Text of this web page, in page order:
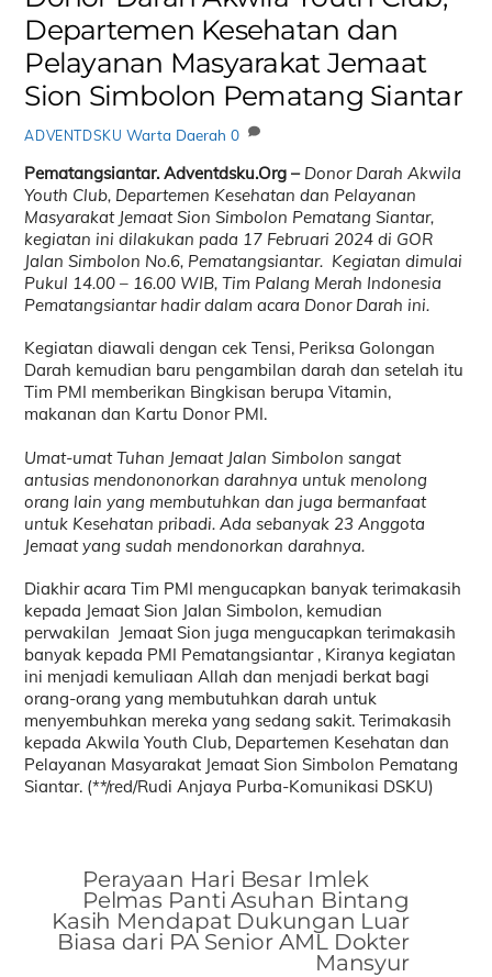
Departemen Kesehatan dan
Pelayanan Masyarakat Jemaat
Sion Simbolon Pematang Siantar
ADVENTDSKU Warta Daerah 0
Pematangsiantar. Adventdsku.Org – Donor Darah Akwila
Youth Club, Departemen Kesehatan dan Pelayanan
Masyarakat Jemaat Sion Simbolon Pematang Siantar,
kegiatan ini dilakukan pada 17 Februari 2024 di GOR
Jalan Simbolon No.6, Pematangsiantar. Kegiatan dimulai
Pukul 14.00 – 16.00 WIB, Tim Palang Merah Indonesia
Pematangsiantar hadir dalam acara Donor Darah ini.
Kegiatan diawali dengan cek Tensi, Periksa Golongan
Darah kemudian baru pengambilan darah dan setelah itu
Tim PMI memberikan Bingkisan berupa Vitamin,
makanan dan Kartu Donor PMI.
Umat-umat Tuhan Jemaat Jalan Simbolon sangat
antusias mendononorkan darahnya untuk menolong
orang lain yang membutuhkan dan juga bermanfaat
untuk Kesehatan pribadi. Ada sebanyak 23 Anggota
Jemaat yang sudah mendonorkan darahnya.
Diakhir acara Tim PMI mengucapkan banyak terimakasih
kepada Jemaat Sion Jalan Simbolon, kemudian
perwakilan Jemaat Sion juga mengucapkan terimakasih
banyak kepada PMI Pematangsiantar , Kiranya kegiatan
ini menjadi kemuliaan Allah dan menjadi berkat bagi
orang-orang yang membutuhkan darah untuk
menyembuhkan mereka yang sedang sakit. Terimakasih
kepada Akwila Youth Club, Departemen Kesehatan dan
Pelayanan Masyarakat Jemaat Sion Simbolon Pematang
Siantar. (**/red/Rudi Anjaya Purba-Komunikasi DSKU)
Perayaan Hari Besar Imlek
Pelmas Panti Asuhan Bintang
Kasih Mendapat Dukungan Luar
Biasa dari PA Senior AML Dokter
Mansyur